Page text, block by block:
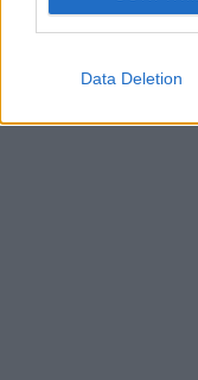
Data Deletion